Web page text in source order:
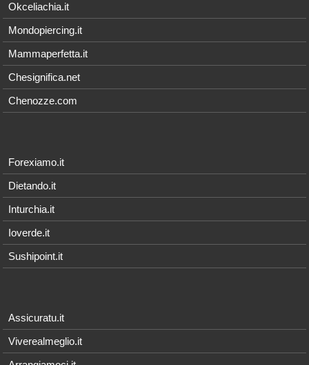
Okceliachia.it
Mondopiercing.it
Mammaperfetta.it
Chesignifica.net
Chenozze.com
Forexiamo.it
Dietando.it
Inturchia.it
Ioverde.it
Sushipoint.it
Assicuratu.it
Viverealmeglio.it